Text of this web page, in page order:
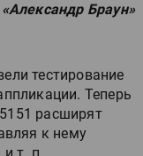
Браун»
тестирование
Теперь
расширят
к нему